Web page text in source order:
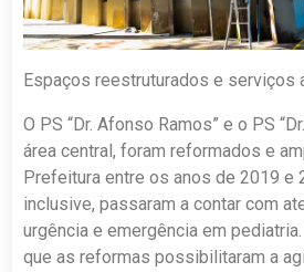
Espaços reestruturados e serviços
O PS “Dr. Afonso Ramos” e o PS
área central, foram reformados e
Prefeitura entre os anos de 2019 e
inclusive, passaram a contar com
urgência e emergência em
que as reformas possibilitaram a